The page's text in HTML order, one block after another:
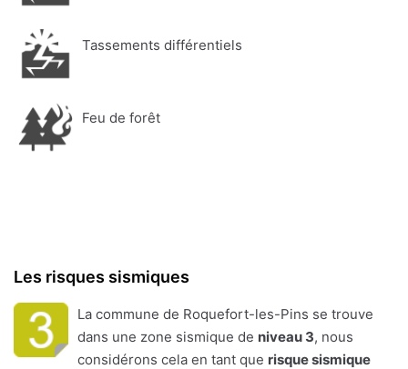
Tassements différentiels
Feu de forêt
Les risques sismiques
La commune de Roquefort-les-Pins se trouve
dans une zone sismique de niveau 3, nous
considérons cela en tant que risque sismique